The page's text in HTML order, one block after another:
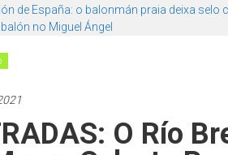
de España: o balonmán praia deixa selo
no Miguel Ángel
O Río